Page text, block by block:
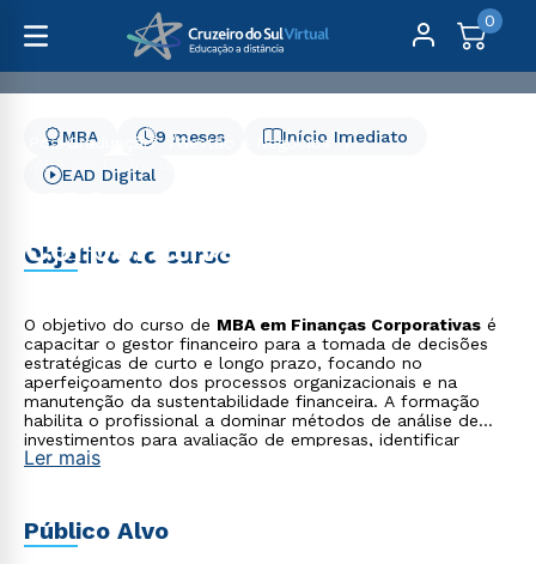
0
Pós-Graduação
Gestão e Negócios
MBA em Finanças Corporativas
Corporativas
Início Imediato
9 meses
MBA
EAD Digital
Objetivo do curso
O objetivo do curso de MBA em Finanças Corporativas é
capacitar o gestor financeiro para a tomada de decisões
estratégicas de curto e longo prazo, focando no
aperfeiçoamento dos processos organizacionais e na
manutenção da sustentabilidade financeira. A formação
habilita o profissional a dominar métodos de análise de
investimentos para avaliação de empresas, identificar
cenários econômicos e aplicar princípios de governança
Ler mais
Público Alvo